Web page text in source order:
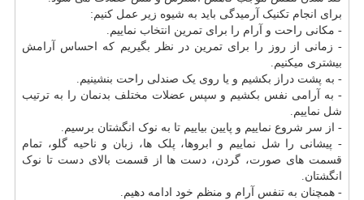
برای انجام تکنیک آرمیدگی باید به شیوه زیر عمل کنیم:
- مکانی راحت و آرام را برای تمرین انتخاب نماییم.
- زمانی از روز را برای تمرین در نظر بگیریم که احساس آرامش
بیشتری میکنیم.
- به پشت دراز بکشیم و یا روی یک صندلی راحت بنشینیم.
- به آرامی نفس بکشیم و سپس عضلات مختلف بدنمان را به ترتیب
شل نماییم.
- از سر شروع نماییم و پایین بیاییم تا به نوک انگشتان برسیم.
- پیشانی را شل نماییم و ابروها، پلک ها، زبان و ناحیه گلو، تمام
قسمت های صورت، گردن، دست ها از قسمت بالای دست تا نوک
انگشتان.
- همچنان به تنفس آرام و منظم خود ادامه دهیم.